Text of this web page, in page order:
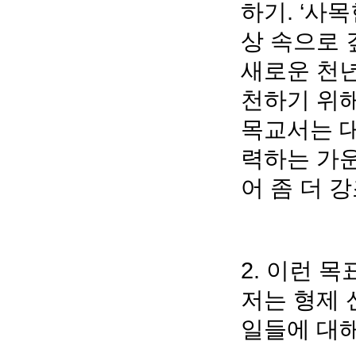
하기. ‘사
상 속으로
새로운 천
천하기 위
목교서는
력하는 가
어 좀 더
2. 이런 목
저는 형제
일들에 대